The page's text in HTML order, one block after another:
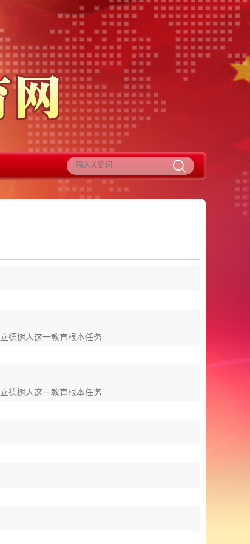
德树人这一教育根本任务
德树人这一教育根本任务